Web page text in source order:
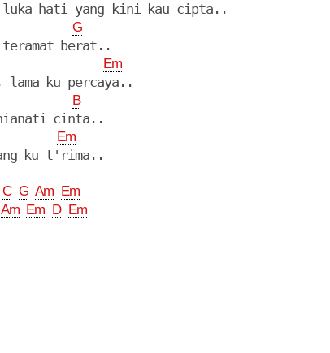
hati yang kini kau cipta..
G
berat..
Em
lama ku percaya..
B
cinta..
Em
ku t'rima..
C G Am Em
Am Em D Em